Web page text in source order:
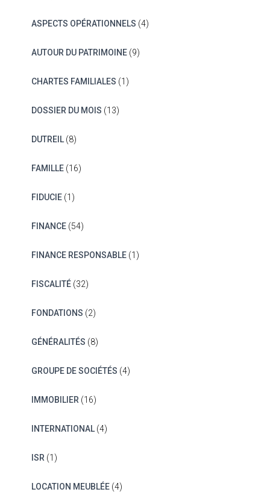
ASPECTS OPÉRATIONNELS (4)
AUTOUR DU PATRIMOINE(9)
CHARTES FAMILIALES (1)
DOSSIER DU MOIS (13)
DUTREIL(8)
FAMILLE(16)
FIDUCIE(1)
FINANCE(54)
FINANCE RESPONSABLE(1)
FISCALITÉ(32)
FONDATIONS (2)
GÉNÉRALITÉS (8)
GROUPE DE SOCIÉTÉS (4)
IMMOBILIER (16)
INTERNATIONAL(4)
ISR (1)
LOCATION MEUBLÉE(4)